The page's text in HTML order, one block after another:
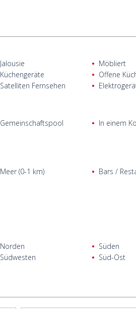
Jalousie
Möbliert
Küchengeräte
Offene
Satelliten Fernsehen
Gemeinschaftspool
In einem
Meer (0-1 km) Bars /
Norden
Süden
Südwesten Süd-Ost